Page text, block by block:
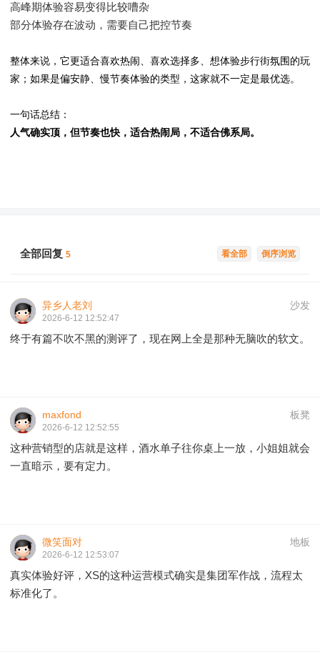
高峰期体验容易变得比较嘈杂
部分体验存在波动，需要自己把控节奏
整体来说，它更适合喜欢热闹、喜欢选择多、想体验步行街氛围的玩
家；如果是偏安静、慢节奏体验的类型，这家就不一定是最优选。
一句话总结：
人气确实顶，但节奏也快，适合热闹局，不适合佛系局。
倒序浏览
看全部
全部回复 5
沙发
异乡人老刘
2026-6-12 12:52:47
终于有篇不吹不黑的测评了，现在网上全是那种无脑吹的软文。
板凳
maxfond
2026-6-12 12:52:55
这种营销型的店就是这样，酒水单子往你桌上一放，小姐姐就会
一直暗示，要有定力。
地板
微笑面对
2026-6-12 12:53:07
真实体验好评，XS的这种运营模式确实是集团军作战，流程太
标准化了。